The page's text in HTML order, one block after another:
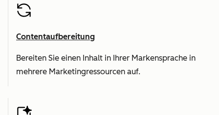
Contentaufbereitung
Bereiten Sie einen Inhalt in Ihrer Markensprache in
mehrere Marketingressourcen auf.